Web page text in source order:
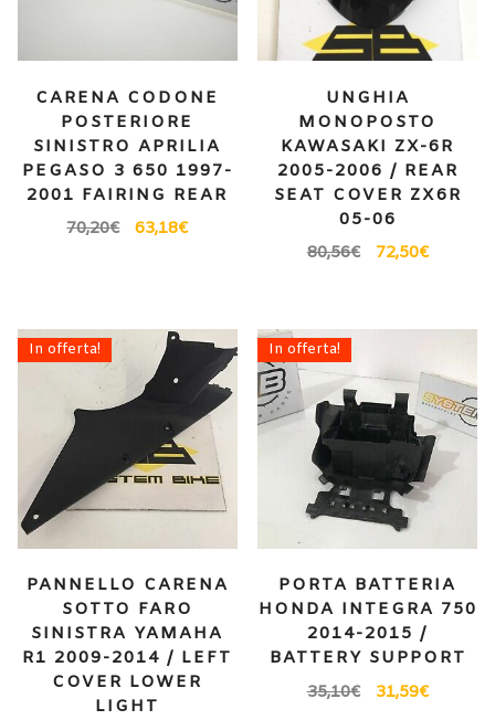
CARENA CODONE
POSTERIORE
SINISTRO APRILIA
PEGASO 3 650 1997-
2001 FAIRING REAR
70,20€ 63,18€
UNGHIA
MONOPOSTO
KAWASAKI ZX-6R
2005-2006 / REAR
SEAT COVER ZX6R
05-06
80,56€ 72,50€
In offerta!
PANNELLO CARENA
SOTTO FARO
SINISTRA YAMAHA
R1 2009-2014 / LEFT
COVER LOWER
LIGHT
In offerta!
PORTA BATTERIA
HONDA INTEGRA 750
2014-2015 /
BATTERY SUPPORT
35,10€ 31,59€